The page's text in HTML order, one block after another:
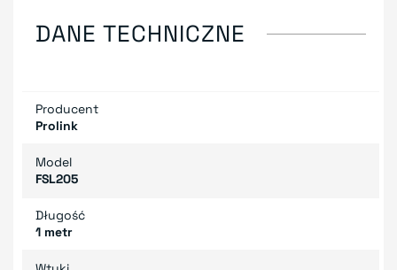
DANE TECHNICZNE
Producent
Prolink
Model
FSL205
Długość
1 metr